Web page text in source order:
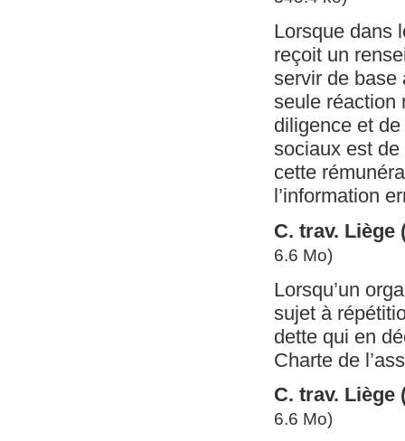
Lorsque dans
reçoit un
servir de base
seule réaction
diligence et
sociaux est de
cette
l’information
C. trav. Liège
6.6 Mo)
Lorsqu’un
sujet à
dette qui en
Charte de
C. trav. Liège
6.6 Mo)